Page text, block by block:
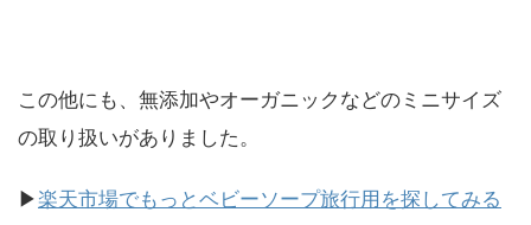
この他にも、無添加やオーガニックなどのミニサイズ
の取り扱いがありました。
▶ 楽天市場でもっとベビーソープ旅行用を探してみる